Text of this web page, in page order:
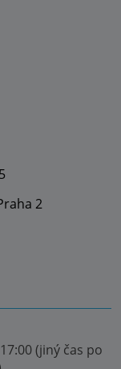
2
(jiný čas po